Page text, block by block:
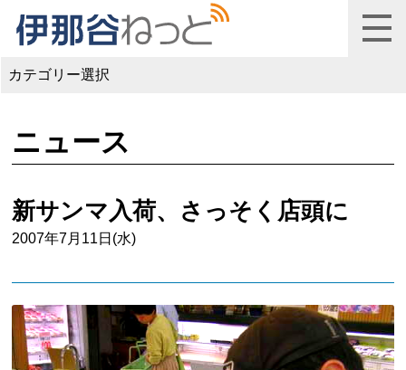
カテゴリー選択
ニュース
新サンマ入荷、さっそく店頭に
2007年7月11日(水)